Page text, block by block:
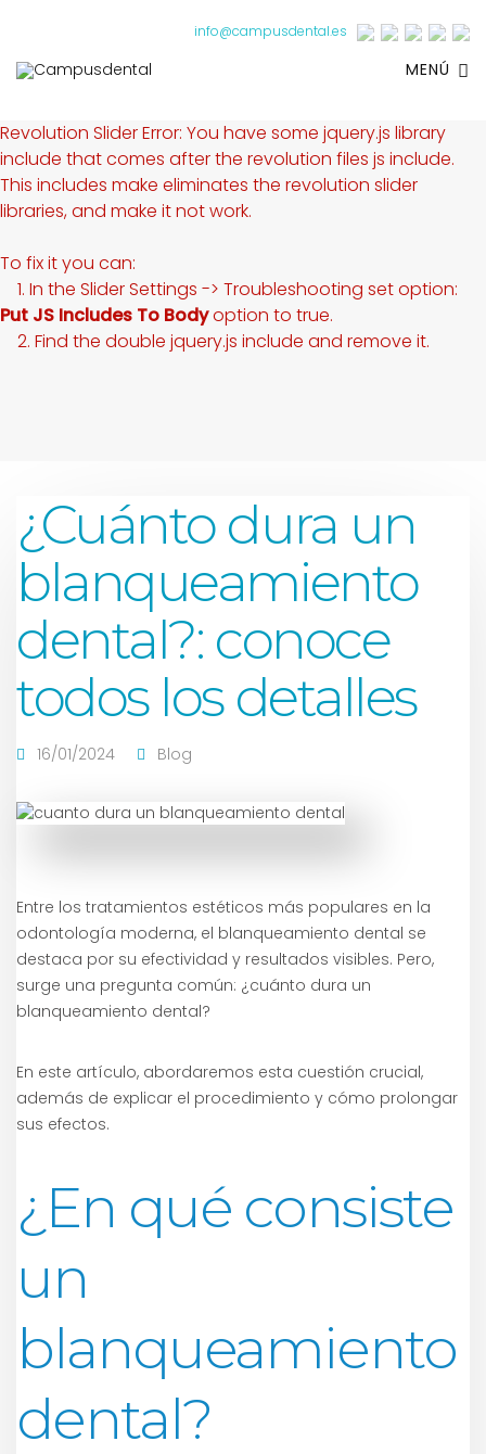
info@campusdental.es
MENÚ
Revolution Slider Error: You have some jquery.js library
include that comes after the revolution files js include.
This includes make eliminates the revolution slider
libraries, and make it not work.
To fix it you can:
1. In the Slider Settings -> Troubleshooting set option:
Put JS Includes To Bodyoption to true.
2. Find the double jquery.js include and remove it.
¿Cuánto dura un
blanqueamiento
dental?: conoce
todos los detalles
16/01/2024 Blog
Entre los tratamientos estéticos más populares en la
odontología moderna, el blanqueamiento dental se
destaca por su efectividad y resultados visibles. Pero,
surge una pregunta común: ¿cuánto dura un
blanqueamiento dental?
En este artículo, abordaremos esta cuestión crucial,
además de explicar el procedimiento y cómo prolongar
sus efectos.
¿En qué consiste
un
blanqueamiento
dental?